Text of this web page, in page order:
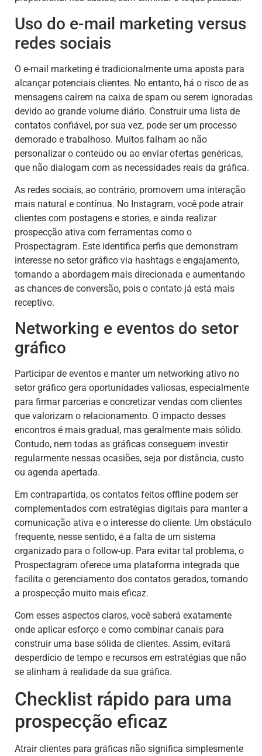
Uso do e-mail marketing versus
redes sociais
O e-mail marketing é tradicionalmente uma aposta para
alcançar potenciais clientes. No entanto, há o risco de as
mensagens caírem na caixa de spam ou serem ignoradas
devido ao grande volume diário. Construir uma lista de
contatos confiável, por sua vez, pode ser um processo
demorado e trabalhoso. Muitos falham ao não
personalizar o conteúdo ou ao enviar ofertas genéricas,
que não dialogam com as necessidades reais da gráfica.
As redes sociais, ao contrário, promovem uma interação
mais natural e contínua. No Instagram, você pode atrair
clientes com postagens e stories, e ainda realizar
prospecção ativa com ferramentas como o
Prospectagram. Este identifica perfis que demonstram
interesse no setor gráfico via hashtags e engajamento,
tornando a abordagem mais direcionada e aumentando
as chances de conversão, pois o contato já está mais
receptivo.
Networking e eventos do setor
gráfico
Participar de eventos e manter um networking ativo no
setor gráfico gera oportunidades valiosas, especialmente
para firmar parcerias e concretizar vendas com clientes
que valorizam o relacionamento. O impacto desses
encontros é mais gradual, mas geralmente mais sólido.
Contudo, nem todas as gráficas conseguem investir
regularmente nessas ocasiões, seja por distância, custo
ou agenda apertada.
Em contrapartida, os contatos feitos offline podem ser
complementados com estratégias digitais para manter a
comunicação ativa e o interesse do cliente. Um obstáculo
frequente, nesse sentido, é a falta de um sistema
organizado para o follow-up. Para evitar tal problema, o
Prospectagram oferece uma plataforma integrada que
facilita o gerenciamento dos contatos gerados, tornando
a prospecção muito mais eficaz.
Com esses aspectos claros, você saberá exatamente
onde aplicar esforço e como combinar canais para
construir uma base sólida de clientes. Assim, evitará
desperdício de tempo e recursos em estratégias que não
se alinham à realidade da sua gráfica.
Checklist rápido para uma
prospecção eficaz
Atrair clientes para gráficas não significa simplesmente